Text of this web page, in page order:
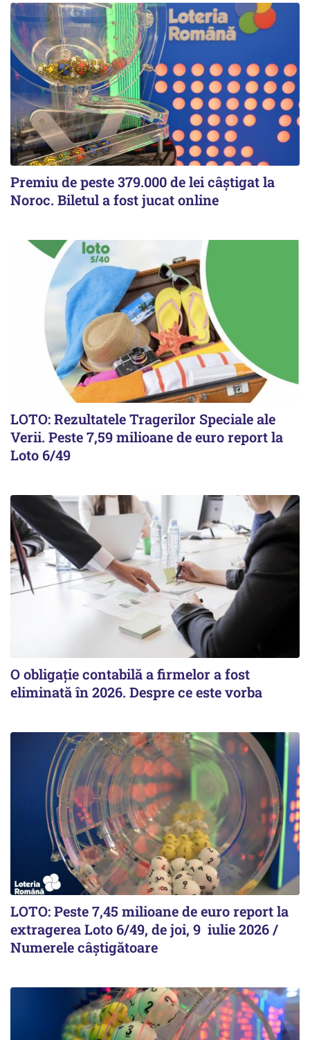
Premiu de peste 379.000 de lei câștigat la
Noroc. Biletul a fost jucat online
LOTO: Rezultatele Tragerilor Speciale ale
Verii. Peste 7,59 milioane de euro report la
Loto 6/49
O obligație contabilă a firmelor a fost
eliminată în 2026. Despre ce este vorba
LOTO: Peste 7,45 milioane de euro report la
extragerea Loto 6/49, de joi, 9 iulie 2026 /
Numerele câștigătoare